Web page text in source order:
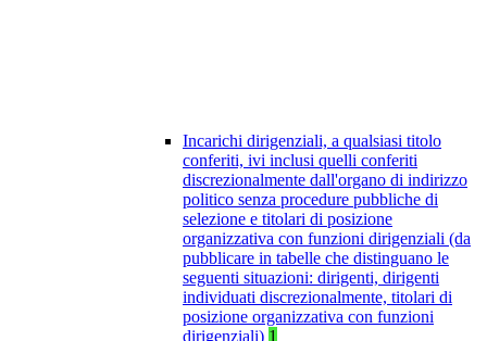
Incarichi dirigenziali, a qualsiasi titolo
conferiti, ivi inclusi quelli conferiti
discrezionalmente dall'organo di indirizzo
politico senza procedure pubbliche di
selezione e titolari di posizione
organizzativa con funzioni dirigenziali (da
pubblicare in tabelle che distinguano le
seguenti situazioni: dirigenti, dirigenti
individuati discrezionalmente, titolari di
posizione organizzativa con funzioni
dirigenziali) 1